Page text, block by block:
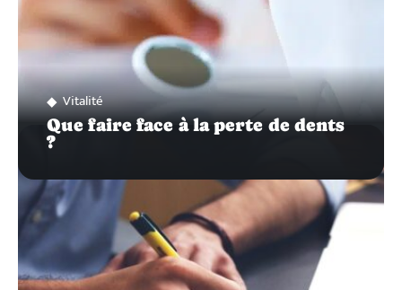
Vitalité
Que faire face à la perte de dents
?